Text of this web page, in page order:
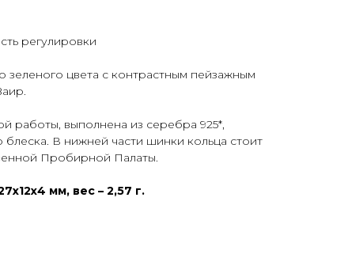
регулировки
зеленого цвета с контрастным пейзажным
работы, выполнена из серебра 925*,
блеска. В нижней части шинки кольца стоит
Пробирной Палаты.
мм, вес – 2,57 г.